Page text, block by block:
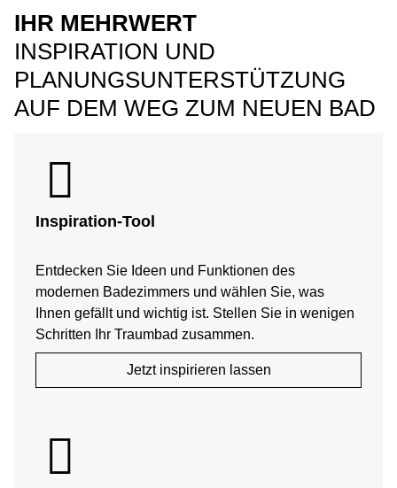
IHR MEHRWERT
INSPIRATION UND
PLANUNGSUNTERSTÜTZUNG
AUF DEM WEG ZUM NEUEN BAD
Inspiration-Tool
Entdecken Sie Ideen und Funktionen des
modernen Badezimmers und wählen Sie, was
Ihnen gefällt und wichtig ist. Stellen Sie in wenigen
Schritten Ihr Traumbad zusammen.
Jetzt inspirieren lassen